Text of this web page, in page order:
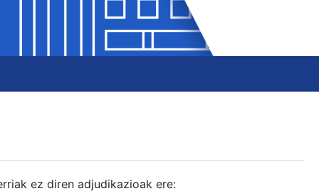
ez diren adjudikazioak ere: